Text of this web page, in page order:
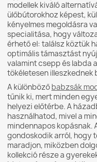
modellek kiváló
ülőbútorokhoz képest,
kényelmes megoldásra
specialitása, hogy
érhető el: találsz köztük
optimális támasztást
valamint csepp és labda
tökéletesen illeszkednek
A különbözőbabzsák
tűnik ki, mert minden
helyezi előtérbe. A
használhatod, mivel a
mindennapos kopásnak.
gondoskodik arról, hogy
maradjon, miközben
kollekció része a